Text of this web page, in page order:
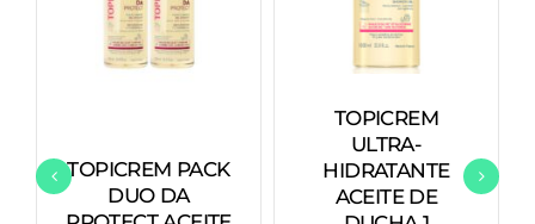
TOPICREM PACK
DUO DA
TOPICREM
ULTRA-
HIDRATANTE
ACEITE DE